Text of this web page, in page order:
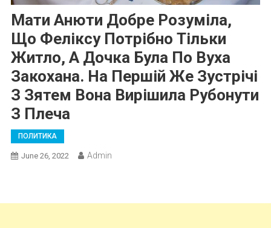
Мати Анюти Добре Розуміла,
Що Феліксу Потрібно Тільки
Житло, А Дочка Була По Вуха
Закохана. На Першій Же Зустрічі
З Зятем Вона Вирішила Рубонути
З Плеча
ПОЛИТИКА
June 26, 2022 Admin